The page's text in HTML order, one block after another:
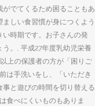
でてくるため困ることもあ
しい食習慣が身につくよう
時期です。お子さんの発
。, 平成27年度乳幼児栄養
上の保護者の方が「困りご
は手洗いをし、「いただき
と遊びの時間を切り替える
食べにくいものもありま